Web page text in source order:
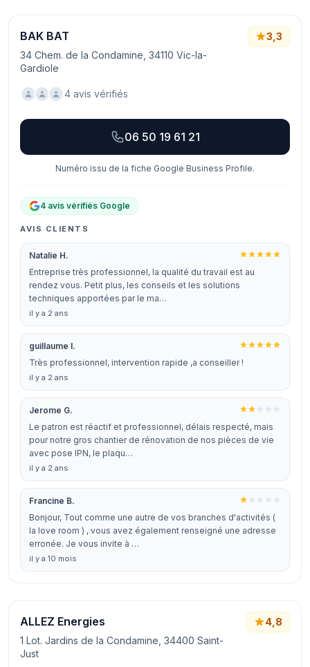
BAK BAT
34 Chem. de la Condamine, 34110 Vic-la-
Gardiole
3,3
4 avis vérifiés
06 50 19 61 21
Numéro issu de la fiche Google Business Profile.
4 avis vérifiés Google
AVIS CLIENTS
Natalie H.
Entreprise très professionnel, la qualité du travail est au
rendez vous. Petit plus, les conseils et les solutions
techniques apportées par le ma…
il y a 2 ans
guillaume I.
Très professionnel, intervention rapide ,a conseiller !
il y a 2 ans
Jerome G.
Le patron est réactif et professionnel, délais respecté, mais
pour notre gros chantier de rénovation de nos pièces de vie
avec pose IPN, le plaqu…
il y a 2 ans
Francine B.
Bonjour, Tout comme une autre de vos branches d'activités (
la love room ) , vous avez également renseigné une adresse
erronée. Je vous invite à …
il y a 10 mois
ALLEZ Energies
1 Lot. Jardins de la Condamine, 34400 Saint-
Just
4,8